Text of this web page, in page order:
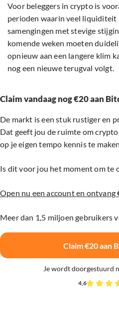
Voor beleggers in crypto is
perioden waarin veel liquiditeit
samengingen met stevige
komende weken moeten
opnieuw aan een langere klim
nog een nieuwe terugval volgt.
Claim vandaag nog €20 aan
De markt is een stuk rustiger en
Dat geeft jou de ruimte om
op je eigen tempo kennis te
Is dit voor jou het moment om te
Open nu een account en
Meer dan 1,5 miljoen gebruikers
Claim €20 aan
Je wordt doorgestuurd
4,6